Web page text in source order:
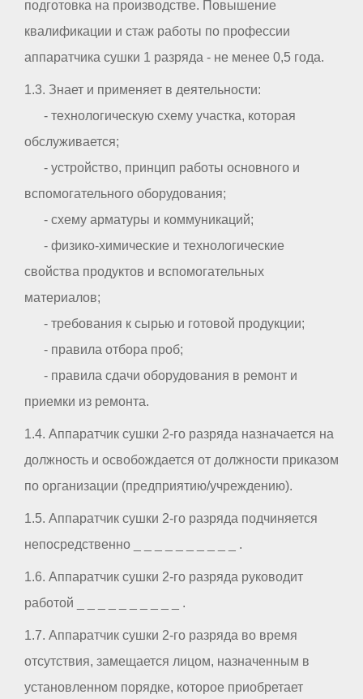
подготовка на производстве. Повышение
квалификации и стаж работы по профессии
аппаратчика сушки 1 разряда - не менее 0,5 года.
1.3. Знает и применяет в деятельности:
- технологическую схему участка, которая
обслуживается;
- устройство, принцип работы основного и
вспомогательного оборудования;
- схему арматуры и коммуникаций;
- физико-химические и технологические
свойства продуктов и вспомогательных
материалов;
- требования к сырью и готовой продукции;
- правила отбора проб;
- правила сдачи оборудования в ремонт и
приемки из ремонта.
1.4. Аппаратчик сушки 2-го разряда назначается на
должность и освобождается от должности приказом
по организации (предприятию/учреждению).
1.5. Аппаратчик сушки 2-го разряда подчиняется
непосредственно _ _ _ _ _ _ _ _ _ _ .
1.6. Аппаратчик сушки 2-го разряда руководит
работой _ _ _ _ _ _ _ _ _ _ .
1.7. Аппаратчик сушки 2-го разряда во время
отсутствия, замещается лицом, назначенным в
установленном порядке, которое приобретает